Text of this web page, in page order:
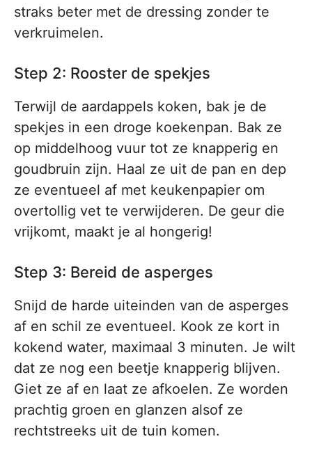
straks beter met de dressing zonder te
verkruimelen.
Step 2: Rooster de spekjes
Terwijl de aardappels koken, bak je de
spekjes in een droge koekenpan. Bak ze
op middelhoog vuur tot ze knapperig en
goudbruin zijn. Haal ze uit de pan en dep
ze eventueel af met keukenpapier om
overtollig vet te verwijderen. De geur die
vrijkomt, maakt je al hongerig!
Step 3: Bereid de asperges
Snijd de harde uiteinden van de asperges
af en schil ze eventueel. Kook ze kort in
kokend water, maximaal 3 minuten. Je wilt
dat ze nog een beetje knapperig blijven.
Giet ze af en laat ze afkoelen. Ze worden
prachtig groen en glanzen alsof ze
rechtstreeks uit de tuin komen.